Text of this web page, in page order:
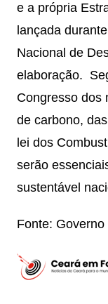
e a própria
lançada
Nacional de
elaboração.
Congresso dos
de carbono,
lei dos
serão
sustentável
Fonte: Governo